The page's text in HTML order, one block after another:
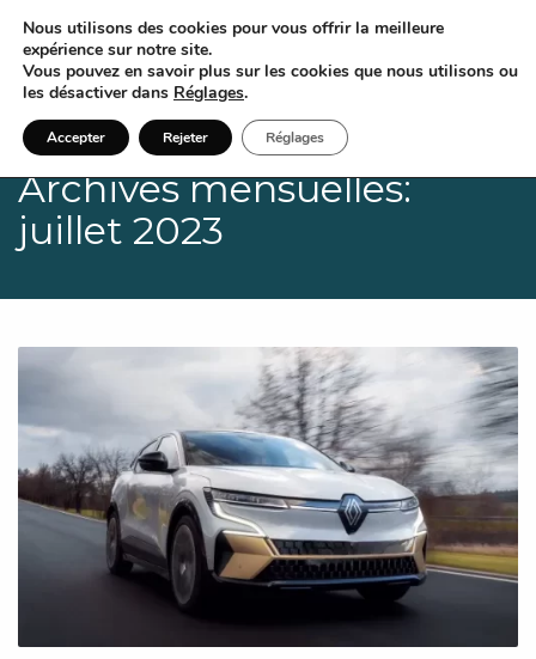
Archives mensuelles:
juillet 2023
Nous utilisons des cookies pour vous offrir la meilleure
expérience sur notre site.
Vous pouvez en savoir plus sur les cookies que nous utilisons ou
les désactiver dans Réglages.
Accepter Rejeter Réglages